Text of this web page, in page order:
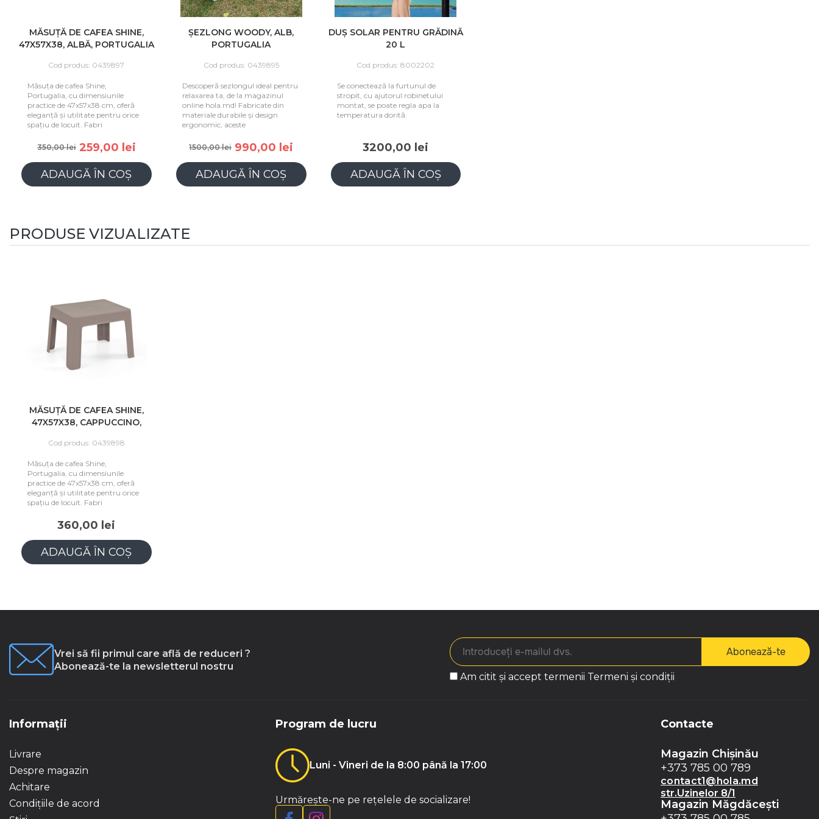
MĂSUȚĂ DE CAFEA SHINE,
47X57X38, ALBĂ, PORTUGALIA
Cod produs: 0439897
Măsuța de cafea Shine,
Portugalia, cu dimensiunile
practice de 47x57x38 cm, oferă
eleganță și utilitate pentru orice
spațiu de locuit. Fabri
350,00 lei 259,00 lei
ADAUGĂ ÎN COȘ
ȘEZLONG WOODY, ALB,
PORTUGALIA
Cod produs: 0439895
Descoperă sezlongul ideal pentru
relaxarea ta, de la magazinul
online hola.md! Fabricate din
materiale durabile și design
ergonomic, aceste
1500,00 lei 990,00 lei
ADAUGĂ ÎN COȘ
DUȘ SOLAR PENTRU GRĂDINĂ
20 L
Cod produs: 8002202
Se conectează la furtunul de
stropit, cu ajutorul robinetului
montat, se poate regla apa la
temperatura dorită.
3200,00 lei
ADAUGĂ ÎN COȘ
PRODUSE VIZUALIZATE
MĂSUȚĂ DE CAFEA SHINE,
47X57X38, CAPPUCCINO,
Cod produs: 0439898
Măsuța de cafea Shine,
Portugalia, cu dimensiunile
practice de 47x57x38 cm, oferă
eleganță și utilitate pentru orice
spațiu de locuit. Fabri
360,00 lei
ADAUGĂ ÎN COȘ
Vrei să fii primul care află de reduceri ?
Abonează-te la newsletterul nostru
Abonează-te
Am citit și accept termenii Termeni și condiții
Informații
Livrare
Despre magazin
Achitare
Condițiile de acord
Program de lucru
Luni - Vineri de la 8:00 până la 17:00
Urmărește-ne pe rețelele de socializare!
Contacte
Magazin Chișinău
+373 785 00 789
contact1@hola.md
str.Uzinelor 8/1
Magazin Măgdăceşti